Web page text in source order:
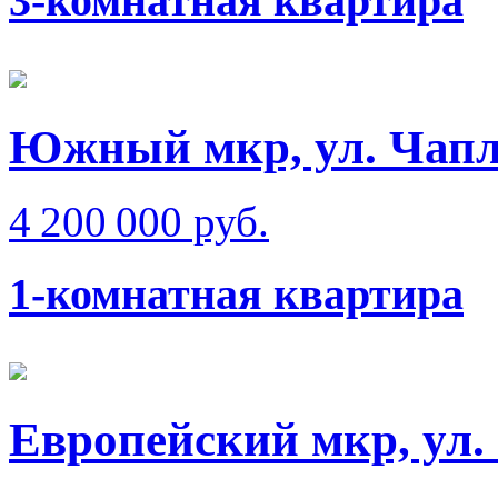
Южный мкр, ул.
4 200 000 руб.
1-комнатная квартира
Европейский мкр, ул.